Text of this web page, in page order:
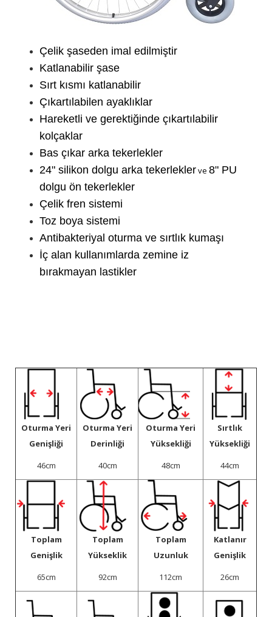
Çelik şaseden imal edilmiştir
Katlanabilir şase
Sırt kısmı katlanabilir
Çıkartılabilen ayaklıklar
Hareketli ve gerektiğinde çıkartılabilir
kolçaklar
Bas çıkar arka tekerlekler
24" silikon dolgu arka tekerleklerve 8" PU
dolgu ön tekerlekler
Çelik fren sistemi
Toz boya sistemi
Antibakteriyal oturma ve sırtlık kumaşı
İç alan kullanımlarda zemine iz
bırakmayan lastikler
Oturma Yeri
Genişliği
46cm
Oturma Yeri
Derinliği
40cm
Oturma Yeri
Yüksekliği
48cm
Sırtlık
Yüksekliği
44cm
Toplam
Genişlik
65cm
Toplam
Yükseklik
92cm
Toplam
Uzunluk
112cm
Katlanır
Genişlik
26cm